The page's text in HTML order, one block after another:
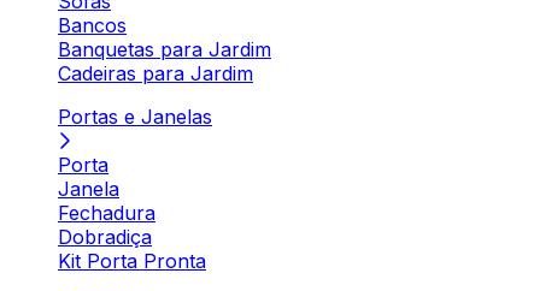
Bancos
Banquetas para Jardim
Cadeiras para Jardim
Portas e Janelas
Porta
Janela
Fechadura
Dobradiça
Kit Porta Pronta